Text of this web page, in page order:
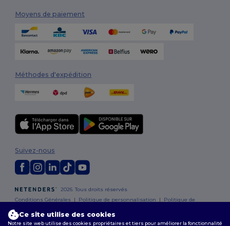
Moyens de paiement
Méthodes d'expédition
2026. Tous droits réservés
Conditions Générales | Politique de personnalisation | Politique de
Suivez-nous
Ce site utilise des cookies
Notre site web utilise des cookies propriétaires et tiers pour améliorer la fonctionnalité